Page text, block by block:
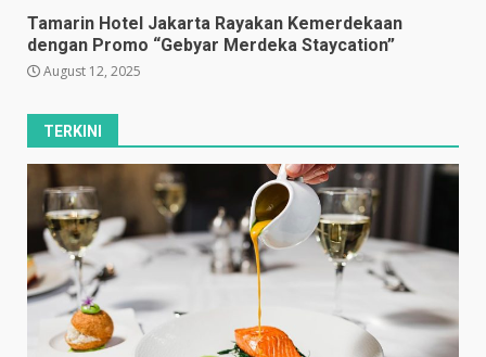
Tamarin Hotel Jakarta Rayakan Kemerdekaan
dengan Promo “Gebyar Merdeka Staycation”
August 12, 2025
TERKINI